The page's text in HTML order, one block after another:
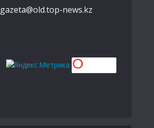
gazeta@old.top-news.kz